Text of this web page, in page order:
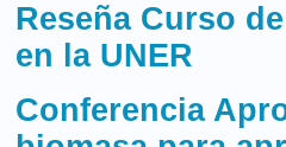
Reseña Curso
en la UNER
Conferencia